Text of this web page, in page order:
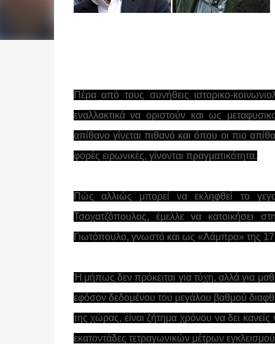
Πέρα από τους συνήθεις ιστορικο-
εναλλακτικά να οριστούν και ως
απίθανο γίνεται πιθανό και όπου οι πιο
φορές ειρωνικές, γίνονται πραγματικότητα.
Πώς αλλιώς μπορεί να εκληφθεί το
Τσοχατζόπουλος, έμελλε να κατοικήσει
Γιωτόπουλο, γνωστό και ως «Λάμπρο» της
Ή μήπως δεν πρόκειται για τύχη, αλλά για
εφόσον δεδομένου του μεγάλου βαθμού
της χώρας, είναι ζήτημα χρόνου να δει
εκατοντάδες τετραγωνικών μέτρων